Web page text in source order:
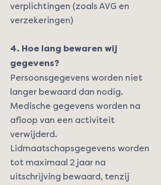
verplichtingen (zoals AVG en
verzekeringen)
4. Hoe lang bewaren wij
gegevens?
Persoonsgegevens worden niet
langer bewaard dan nodig.
Medische gegevens worden na
afloop van een activiteit
verwijderd.
Lidmaatschapsgegevens worden
tot maximaal 2 jaar na
uitschrijving bewaard, tenzij